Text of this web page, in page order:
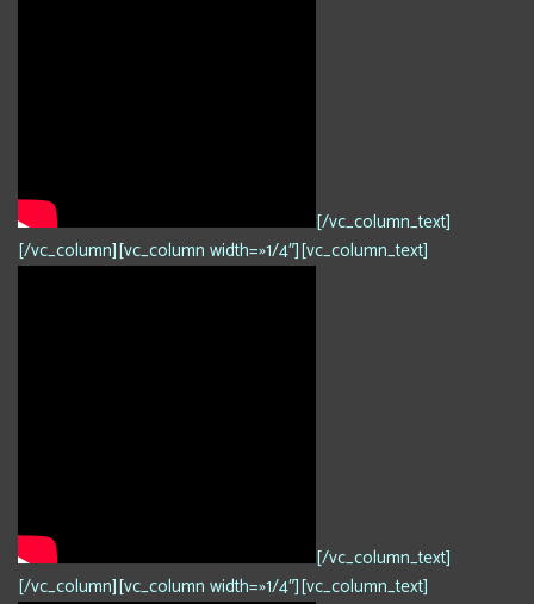
[/vc_column_text]
[/vc_column][vc_column width=»1/4″][vc_column_text]
[/vc_column_text]
[/vc_column][vc_column width=»1/4″][vc_column_text]